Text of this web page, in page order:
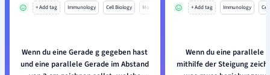
+ Add tag Immunology Cell Biology Mo
Wenn du eine Gerade g gegeben hast
und eine parallele Gerade im Abstand
+ Add tag Immunology
Wenn du eine parallele
mithilfe der Steigung